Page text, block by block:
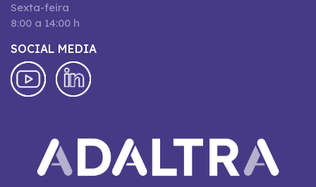
Sexta-feira
8:00 a 14:00 h
SOCIAL MEDIA